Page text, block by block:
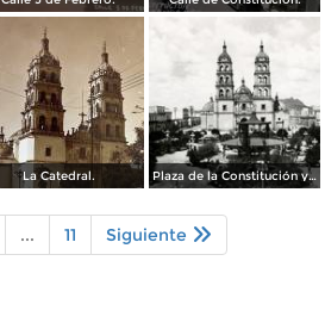
La Catedral. Plaza de la Constitución y Catedral de Durango
... 11 Siguiente